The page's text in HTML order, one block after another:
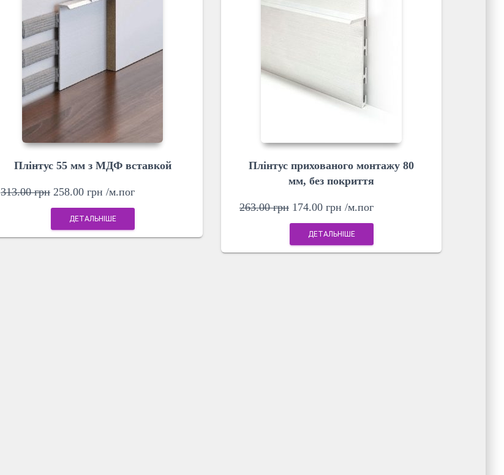
Плінтус 55 мм з МДФ вставкой
313.00грн 258.00 грн /м.пог
ДЕТАЛЬНІШЕ
Плінтус прихованого монтажу 80
мм, без покриття
263.00грн 174.00 грн /м.пог
ДЕТАЛЬНІШЕ